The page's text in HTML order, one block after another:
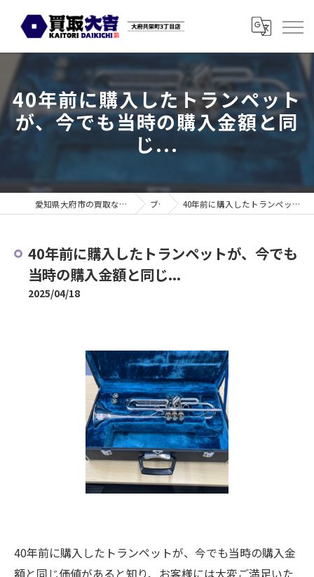
40年前に購入したトランペット
が、今でも当時の購入金額と同
じ...
愛知県大府市の買取なら買取大吉 大府共栄町3丁目店 ブログ 40年前に購入したトランペットが、今でも当時の購入金額と同じ...
40年前に購入したトランペットが、今でも
当時の購入金額と同じ...
2025/04/18
40年前に購入したトランペットが、今でも当時の購入金
額と同じ価値があると知り、お客様には大変ご満足いた